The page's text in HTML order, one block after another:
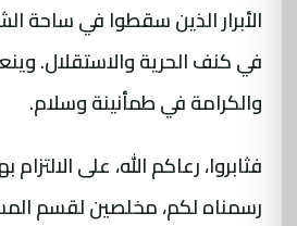
الأبرار الذين سقطوا في ساحة
في كنف الحرية والاستقلال.
والكرامة في طمأنينة وسلام.
فثابروا، رعاكم الله، على
رسمناه لكم، مخلصين لقسم